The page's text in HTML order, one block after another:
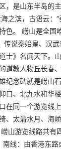
，是山东半岛的
之滨，古语云：
色。 崂山是全国
传说秦始皇、汉
士》名闻天下。
道教人物丘长春
纪念碑就是崂山
口、北九水和
同一个游览线上
、太清水月、海
山游览线路共有
线：由香港东